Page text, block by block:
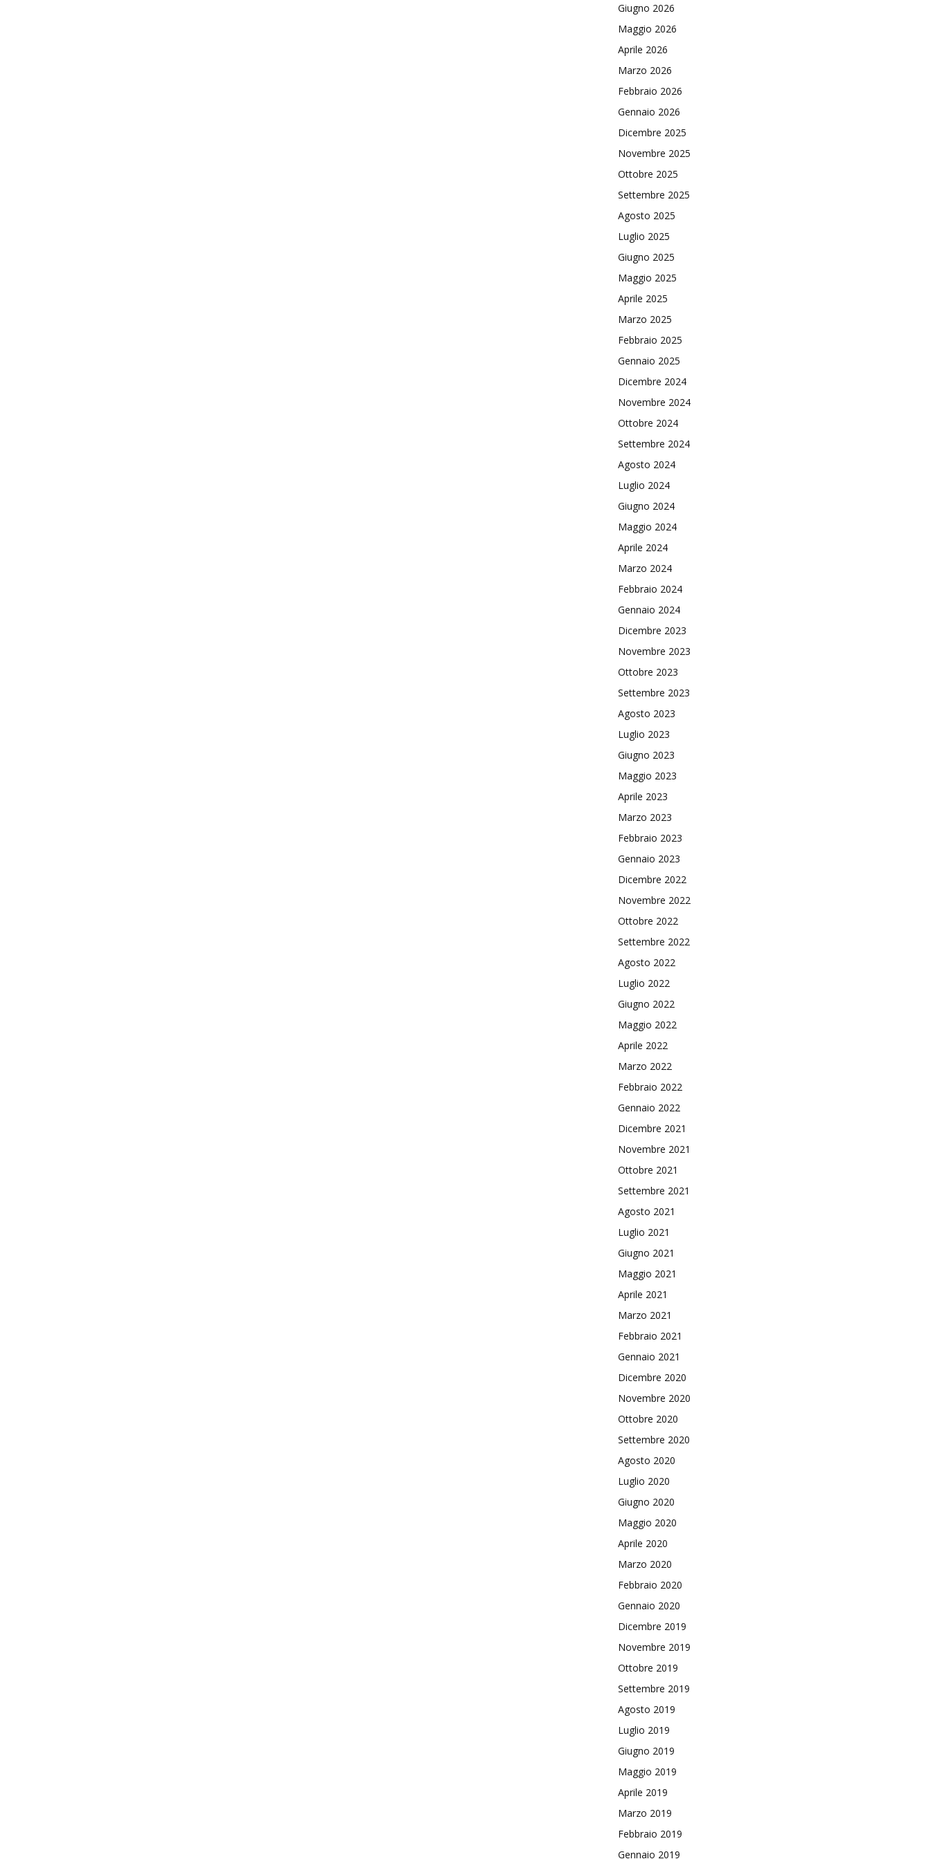
Giugno 2026
Maggio 2026
Aprile 2026
Marzo 2026
Febbraio 2026
Gennaio 2026
Dicembre 2025
Novembre 2025
Ottobre 2025
Settembre 2025
Agosto 2025
Luglio 2025
Giugno 2025
Maggio 2025
Aprile 2025
Marzo 2025
Febbraio 2025
Gennaio 2025
Dicembre 2024
Novembre 2024
Ottobre 2024
Settembre 2024
Agosto 2024
Luglio 2024
Giugno 2024
Maggio 2024
Aprile 2024
Marzo 2024
Febbraio 2024
Gennaio 2024
Dicembre 2023
Novembre 2023
Ottobre 2023
Settembre 2023
Agosto 2023
Luglio 2023
Giugno 2023
Maggio 2023
Aprile 2023
Marzo 2023
Febbraio 2023
Gennaio 2023
Dicembre 2022
Novembre 2022
Ottobre 2022
Settembre 2022
Agosto 2022
Luglio 2022
Giugno 2022
Maggio 2022
Aprile 2022
Marzo 2022
Febbraio 2022
Gennaio 2022
Dicembre 2021
Novembre 2021
Ottobre 2021
Settembre 2021
Agosto 2021
Luglio 2021
Giugno 2021
Maggio 2021
Aprile 2021
Marzo 2021
Febbraio 2021
Gennaio 2021
Dicembre 2020
Novembre 2020
Ottobre 2020
Settembre 2020
Agosto 2020
Luglio 2020
Giugno 2020
Maggio 2020
Aprile 2020
Marzo 2020
Febbraio 2020
Gennaio 2020
Dicembre 2019
Novembre 2019
Ottobre 2019
Settembre 2019
Agosto 2019
Luglio 2019
Giugno 2019
Maggio 2019
Aprile 2019
Marzo 2019
Febbraio 2019
Gennaio 2019